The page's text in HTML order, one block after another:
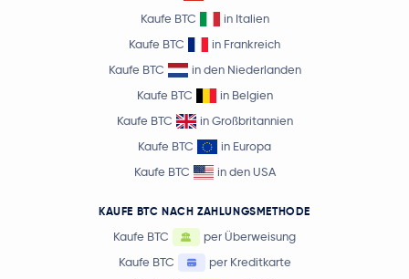
Kaufe BTC
in Italien
Kaufe BTC
in Frankreich
Kaufe BTC
in den Niederlanden
Kaufe BTC
in Belgien
Kaufe BTC
in Großbritannien
Kaufe BTC
in Europa
Kaufe BTC
in den USA
KAUFE BTC NACH ZAHLUNGSMETHODE
Kaufe BTC
per Überweisung
Kaufe BTC
per Kreditkarte